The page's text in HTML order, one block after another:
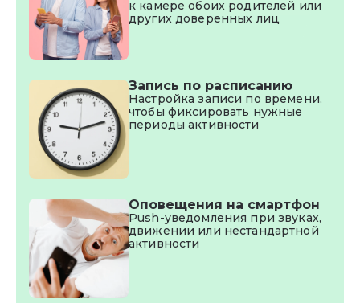
к камере обоих родителей или
других доверенных лиц
Запись по расписанию
Настройка записи по времени,
чтобы фиксировать нужные
периоды активности
Оповещения на смартфон
Push-уведомления при звуках,
движении или нестандартной
активности